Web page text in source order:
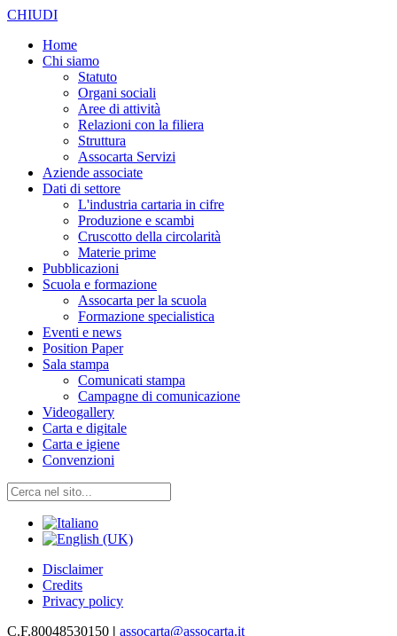
CHIUDI
Home
Chi siamo
Statuto
Organi sociali
Aree di attività
Relazioni con la filiera
Struttura
Assocarta Servizi
Aziende associate
Dati di settore
L'industria cartaria in cifre
Produzione e scambi
Cruscotto della circolarità
Materie prime
Pubblicazioni
Scuola e formazione
Assocarta per la scuola
Formazione specialistica
Eventi e news
Position Paper
Sala stampa
Comunicati stampa
Campagne di comunicazione
Videogallery
Carta e digitale
Carta e igiene
Convenzioni
Disclaimer
Credits
Privacy policy
C.F.80048530150 | assocarta@assocarta.it